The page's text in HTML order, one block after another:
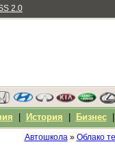
Автошкола» Облако
2.0
История Бизнес